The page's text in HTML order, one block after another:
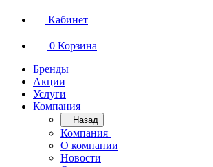
Кабинет
0 Корзина
Бренды
Акции
Услуги
Компания
Назад
Компания
О компании
Новости